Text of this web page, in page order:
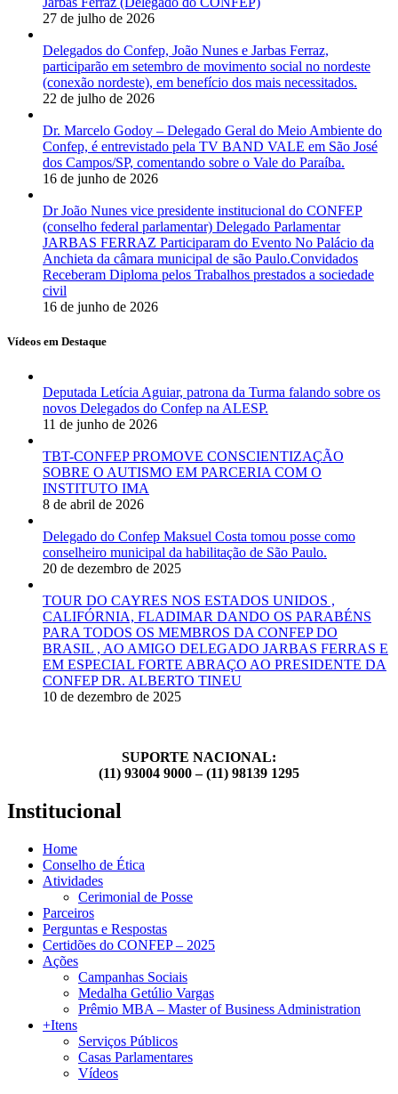
27 de julho de 2026
Delegados do Confep, João Nunes e Jarbas Ferraz,
participarão em setembro de movimento social no nordeste
(conexão nordeste), em benefício dos mais necessitados.
22 de julho de 2026
Dr. Marcelo Godoy – Delegado Geral do Meio Ambiente do
Confep, é entrevistado pela TV BAND VALE em São José
dos Campos/SP, comentando sobre o Vale do Paraíba.
16 de junho de 2026
Dr João Nunes vice presidente institucional do CONFEP
(conselho federal parlamentar) Delegado Parlamentar
JARBAS FERRAZ Participaram do Evento No Palácio da
Anchieta da câmara municipal de são Paulo.Convidados
Receberam Diploma pelos Trabalhos prestados a sociedade
civil
16 de junho de 2026
Vídeos em Destaque
Deputada Letícia Aguiar, patrona da Turma falando sobre os
novos Delegados do Confep na ALESP.
11 de junho de 2026
TBT-CONFEP PROMOVE CONSCIENTIZAÇÃO
SOBRE O AUTISMO EM PARCERIA COM O
INSTITUTO IMA
8 de abril de 2026
Delegado do Confep Maksuel Costa tomou posse como
conselheiro municipal da habilitação de São Paulo.
20 de dezembro de 2025
TOUR DO CAYRES NOS ESTADOS UNIDOS ,
CALIFÓRNIA, FLADIMAR DANDO OS PARABÉNS
PARA TODOS OS MEMBROS DA CONFEP DO
BRASIL , AO AMIGO DELEGADO JARBAS FERRAS E
EM ESPECIAL FORTE ABRAÇO AO PRESIDENTE DA
CONFEP DR. ALBERTO TINEU
10 de dezembro de 2025
SUPORTE NACIONAL:
(11) 93004 9000 – (11) 98139 1295
Institucional
Home
Conselho de Ética
Atividades
Cerimonial de Posse
Parceiros
Perguntas e Respostas
Certidões do CONFEP – 2025
Ações
Campanhas Sociais
Medalha Getúlio Vargas
Prêmio MBA – Master of Business Administration
+Itens
Serviços Públicos
Casas Parlamentares
Vídeos